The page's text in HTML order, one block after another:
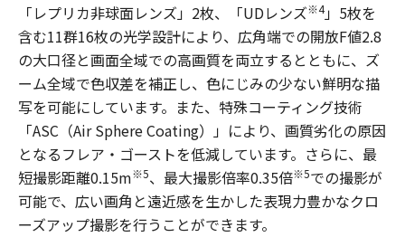
「レプリカ非球面レンズ」2枚、「UDレンズ※4」5枚を
含む11群16枚の光学設計により、広角端での開放F値2.8
の大口径と画面全域での高画質を両立するとともに、ズ
ーム全域で色収差を補正し、色にじみの少ない鮮明な描
写を可能にしています。また、特殊コーティング技術
「ASC（Air Sphere Coating）」により、画質劣化の原因
となるフレア・ゴーストを低減しています。さらに、最
短撮影距離0.15m※5、最大撮影倍率0.35倍※5での撮影が
可能で、広い画角と遠近感を生かした表現力豊かなクロ
ーズアップ撮影を行うことができます。